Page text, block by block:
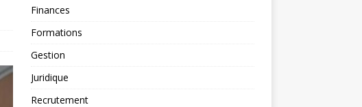
Finances
Formations
Gestion
Juridique
Recrutement